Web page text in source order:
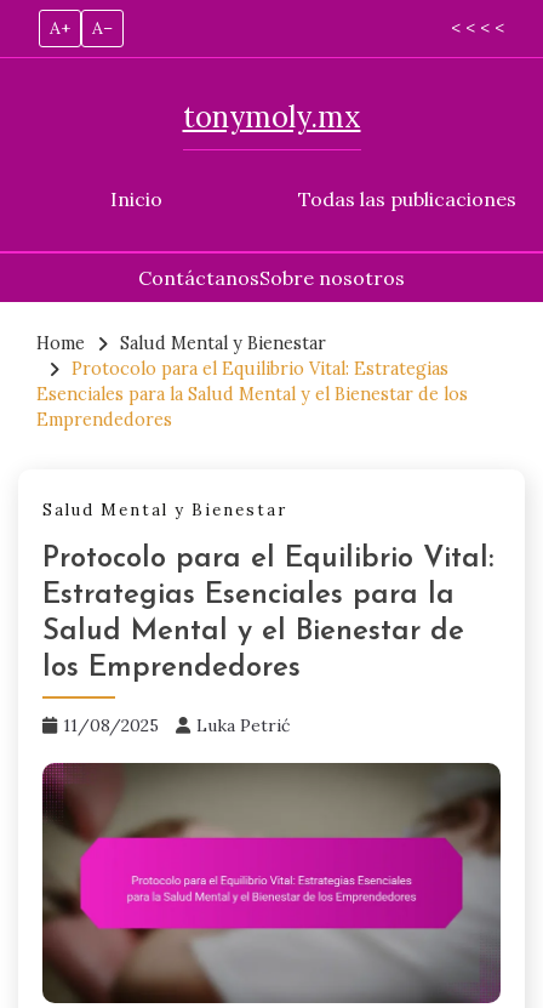
A+ A– < < < <
Inicio
tonymoly.mx
Todas las publicaciones
ContáctanosSobre nosotros
content
Home
Salud Mental y Bienestar
Protocolo para el Equilibrio Vital: Estrategias
Esenciales para la Salud Mental y el Bienestar de los
Emprendedores
Salud Mental y Bienestar
Protocolo para el Equilibrio Vital:
Estrategias Esenciales para la
Salud Mental y el Bienestar de
los Emprendedores
11/08/2025 Luka Petrić